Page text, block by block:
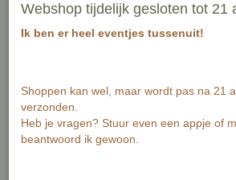
Zoekresultaten
Webshop tijdelijk gesloten tot 21
Ik ben er heel eventjes tussenuit!
Shoppen kan wel, maar wordt pas na 21
verzonden.
Heb je vragen? Stuur even een appje of
beantwoord ik gewoon.